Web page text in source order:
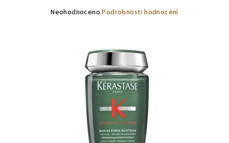
Průměrné
hvězdiček.
Neohodnoceno Podrobnosti hodnocení